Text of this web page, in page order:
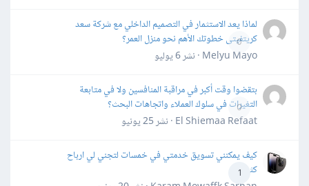
0
لماذا يعد الاستثمار في التصميم الداخلي مع شركة سعد
كريتفيتى خطوتك الأهم نحو منزل العمر؟
Melyu Mayo · نشر
6 يوليو
0
بتقضوا وقت أكبر في مراقبة المنافسين ولا في متابعة
التغيرات في سلوك العملاء واتجاهات البحث؟
El Shiemaa Refaat · نشر
25 يونيو
1
كيف يمكنني تسويق خدمتي في خمسات لتجني لي ارباح
كثيرة